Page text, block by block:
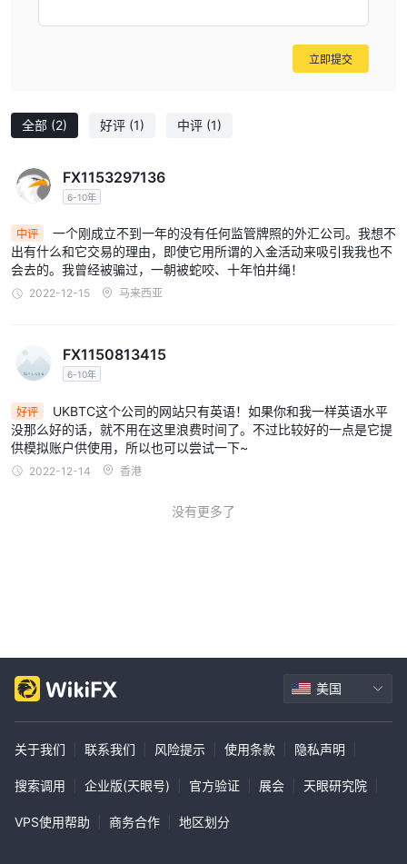
全部 (2) 好评 (1) 中评 (1)
FX1153297136
6-10年
中评
一个刚成立不到一年的没有任何监管牌照的外汇公司。我想不
出有什么和它交易的理由，即使它用所谓的入金活动来吸引我我也不
会去的。我曾经被骗过，一朝被蛇咬、十年怕井绳！
2022-12-15 马来西亚
FX1150813415
6-10年
好评
UKBTC这个公司的网站只有英语！如果你和我一样英语水平
没那么好的话，就不用在这里浪费时间了。不过比较好的一点是它提
供模拟账户供使用，所以也可以尝试一下~
2022-12-14 香港
没有更多了
立即提交
美国
关于我们 联系我们 风险提示 使用条款 隐私声明
搜索调用 企业版(天眼号) 官方验证 展会 天眼研究院
VPS使用帮助 商务合作 地区划分